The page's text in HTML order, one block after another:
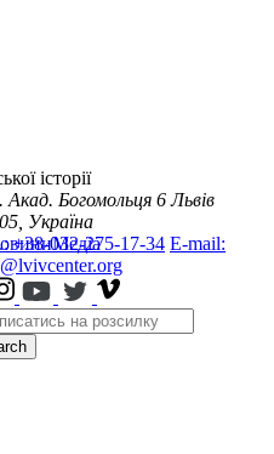
Медіа
історії
Акад. Богомольця 6 Львів
Україна
+38-032-275-17-34 E-mail: